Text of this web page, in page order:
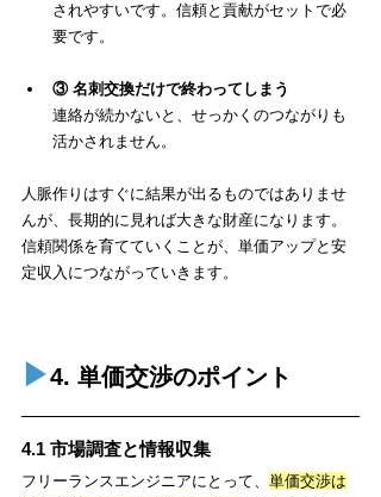
されやすいです。信頼と貢献がセットで必
要です。
③ 名刺交換だけで終わってしまう
連絡が続かないと、せっかくのつながりも
活かされません。
人脈作りはすぐに結果が出るものではありませ
んが、長期的に見れば大きな財産になります。
信頼関係を育てていくことが、単価アップと安
定収入につながっていきます。
▶︎4. 単価交渉のポイント
4.1 市場調査と情報収集
フリーランスエンジニアにとって、 単価交渉は